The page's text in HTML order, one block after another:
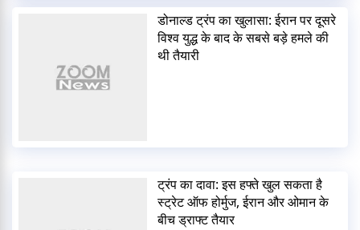
डोनाल्ड ट्रंप का खुलासा: ईरान पर दूसरे
विश्व युद्ध के बाद के सबसे बड़े हमले की
थी तैयारी
ट्रंप का दावा: इस हफ्ते खुल सकता है
स्ट्रेट ऑफ होर्मुज, ईरान और ओमान के
बीच ड्राफ्ट तैयार